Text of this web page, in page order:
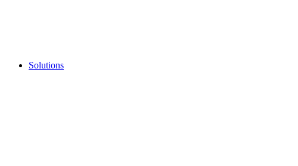
Solutions